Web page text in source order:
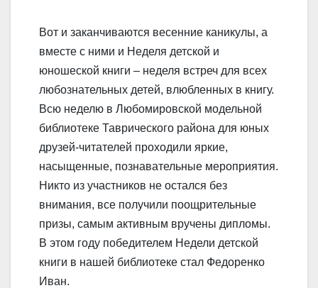
Вот и заканчиваются весенние каникулы, а
вместе с ними и Неделя детской и
юношеской книги – неделя встреч для всех
любознательных детей, влюбленных в книгу.
Всю неделю в Любомировской модельной
библиотеке Таврического района для юных
друзей-читателей проходили яркие,
насыщенные, познавательные мероприятия.
Никто из участников не остался без
внимания, все получили поощрительные
призы, самым активным вручены дипломы.
В этом году победителем Недели детской
книги в нашей библиотеке стал Федоренко
Иван.